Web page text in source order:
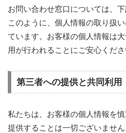
お問い合わせ窓口については、
このように、個人情報の取り扱
ています。お客様の個人情報は
用が行われることにご安心くださ
第三者への提供と共同利用
私たちは、お客様の個人情報を
提供することは一切ございませ